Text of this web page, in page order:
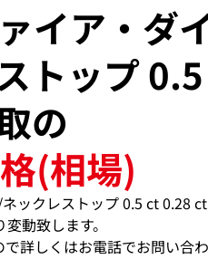
イア・ダ
トップ
の
(相場)
ックレストップ 0.5 ct 0.28
動致します。
詳しくはお電話でお問い合わ